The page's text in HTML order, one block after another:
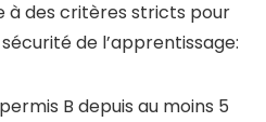
à des critères stricts pour
de l’apprentissage:
B depuis au moins 5